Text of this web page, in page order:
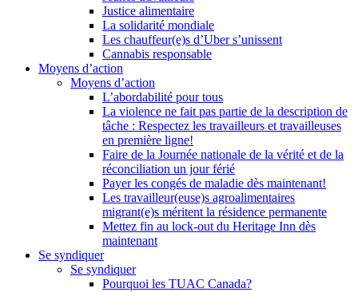
Justice alimentaire
La solidarité mondiale
Les chauffeur(e)s d’Uber s’unissent
Cannabis responsable
Moyens d’action
Moyens d’action
L’abordabilité pour tous
La violence ne fait pas partie de la description de
tâche : Respectez les travailleurs et travailleuses
en première ligne!
Faire de la Journée nationale de la vérité et de la
réconciliation un jour férié
Payer les congés de maladie dès maintenant!
Les travailleur(euse)s agroalimentaires
migrant(e)s méritent la résidence permanente
Mettez fin au lock-out du Heritage Inn dès
maintenant
Se syndiquer
Se syndiquer
Pourquoi les TUAC Canada?